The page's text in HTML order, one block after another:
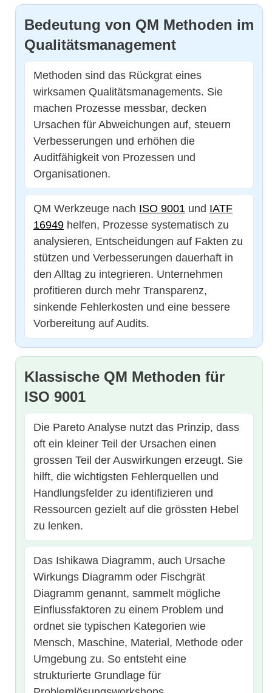
Bedeutung von QM Methoden im
Qualitätsmanagement
Methoden sind das Rückgrat eines
wirksamen Qualitätsmanagements. Sie
machen Prozesse messbar, decken
Ursachen für Abweichungen auf, steuern
Verbesserungen und erhöhen die
Auditfähigkeit von Prozessen und
Organisationen.
QM Werkzeuge nach ISO 9001 und IATF
16949 helfen, Prozesse systematisch zu
analysieren, Entscheidungen auf Fakten zu
stützen und Verbesserungen dauerhaft in
den Alltag zu integrieren. Unternehmen
profitieren durch mehr Transparenz,
sinkende Fehlerkosten und eine bessere
Vorbereitung auf Audits.
Klassische QM Methoden für
ISO 9001
Die Pareto Analyse nutzt das Prinzip, dass
oft ein kleiner Teil der Ursachen einen
grossen Teil der Auswirkungen erzeugt. Sie
hilft, die wichtigsten Fehlerquellen und
Handlungsfelder zu identifizieren und
Ressourcen gezielt auf die grössten Hebel
zu lenken.
Das Ishikawa Diagramm, auch Ursache
Wirkungs Diagramm oder Fischgrät
Diagramm genannt, sammelt mögliche
Einflussfaktoren zu einem Problem und
ordnet sie typischen Kategorien wie
Mensch, Maschine, Material, Methode oder
Umgebung zu. So entsteht eine
strukturierte Grundlage für